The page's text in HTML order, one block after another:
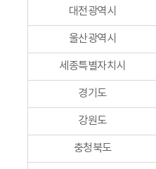
대전광역시
울산광역시
세종특별자치시
경기도
강원도
충청북도